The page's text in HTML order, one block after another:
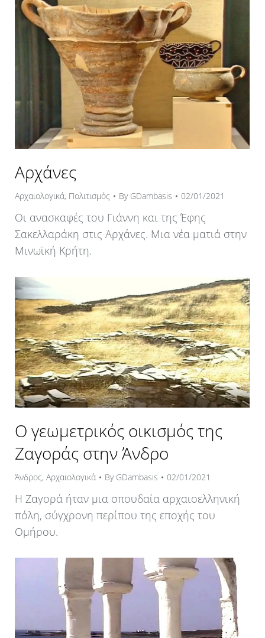
Αρχάνες
Αρχαιολογικά, Πολιτισμός By GDambasis 02/01/2021
Οι ανασκαφές του Γιάννη και της Έφης
Σακελλαράκη στις Αρχάνες. Μια νέα ματιά στην
Μινωϊκή Κρήτη.
Ο γεωμετρικός οικισμός της
Ζαγοράς στην Άνδρο
Άνδρος, Αρχαιολογικά By GDambasis 02/01/2021
Η Ζαγορά ήταν μια σπουδαία αρχαιοελληνική
πόλη, σύγχρονη περίπου της εποχής του
Ομήρου.